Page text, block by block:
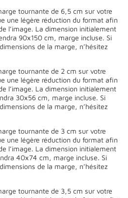
tournante de 6,5 cm sur votre
une légère réduction du format afin
l’image. La dimension initialement
90x150 cm, marge incluse. Si
de la marge, n’hésitez
tournante de 2 cm sur votre
une légère réduction du format afin
l’image. La dimension initialement
30x56 cm, marge incluse. Si
de la marge, n’hésitez
tournante de 3 cm sur votre
une légère réduction du format afin
l’image. La dimension initialement
40x74 cm, marge incluse. Si
de la marge, n’hésitez
tournante de 3,5 cm sur votre